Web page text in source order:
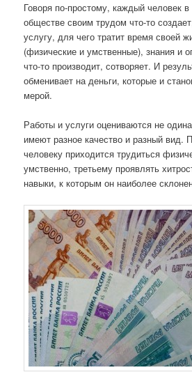
Говоря по-простому, каждый человек
обществе своим трудом что-то
услугу, для чего тратит время своей
(физические и умственные), знания и
что-то производит, сотворяет. И
обменивает на деньги, которые и
мерой.
Работы и услуги оцениваются не
имеют разное качество и разный вид.
человеку приходится трудиться
умственно, третьему проявлять
навыки, к которым он наиболее